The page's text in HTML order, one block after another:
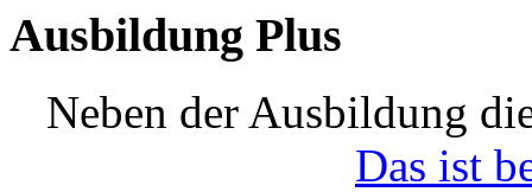
Ausbildung Plus
Neben der Ausbildung
Das ist